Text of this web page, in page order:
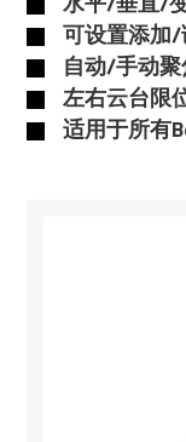
可设置添加
自动/手动
左右云台限
适用于所有